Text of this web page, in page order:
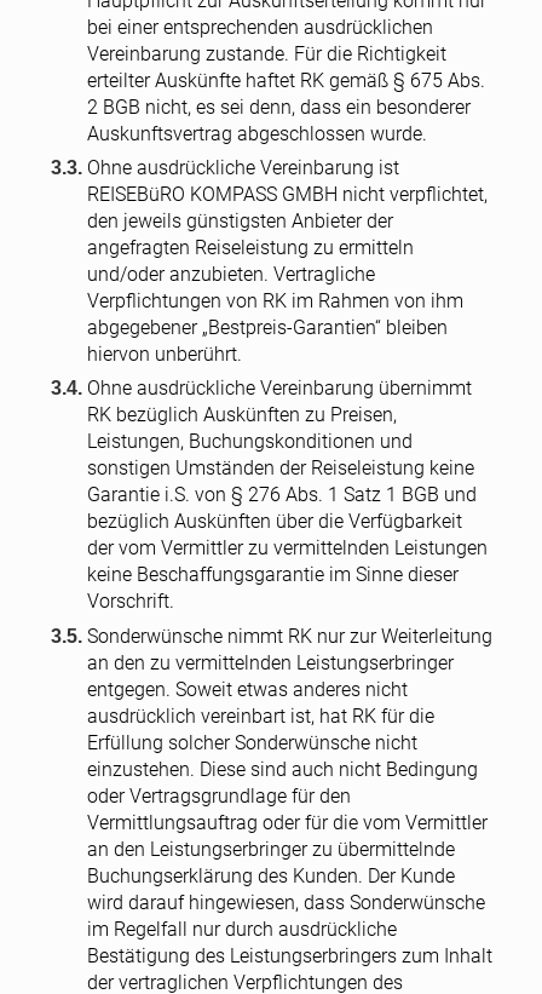
bei einer entsprechenden ausdrücklichen
Vereinbarung zustande. Für die Richtigkeit
erteilter Auskünfte haftet RK gemäß § 675 Abs.
2 BGB nicht, es sei denn, dass ein besonderer
Auskunftsvertrag abgeschlossen wurde.
Ohne ausdrückliche Vereinbarung ist
REISEBüRO KOMPASS GMBH nicht verpflichtet,
den jeweils günstigsten Anbieter der
angefragten Reiseleistung zu ermitteln
und/oder anzubieten. Vertragliche
Verpflichtungen von RK im Rahmen von ihm
abgegebener „Bestpreis-Garantien“ bleiben
hiervon unberührt.
Ohne ausdrückliche Vereinbarung übernimmt
RK bezüglich Auskünften zu Preisen,
Leistungen, Buchungskonditionen und
sonstigen Umständen der Reiseleistung keine
Garantie i.S. von § 276 Abs. 1 Satz 1 BGB und
bezüglich Auskünften über die Verfügbarkeit
der vom Vermittler zu vermittelnden Leistungen
keine Beschaffungsgarantie im Sinne dieser
Vorschrift.
Sonderwünsche nimmt RK nur zur Weiterleitung
an den zu vermittelnden Leistungserbringer
entgegen. Soweit etwas anderes nicht
ausdrücklich vereinbart ist, hat RK für die
Erfüllung solcher Sonderwünsche nicht
einzustehen. Diese sind auch nicht Bedingung
oder Vertragsgrundlage für den
Vermittlungsauftrag oder für die vom Vermittler
an den Leistungserbringer zu übermittelnde
Buchungserklärung des Kunden. Der Kunde
wird darauf hingewiesen, dass Sonderwünsche
im Regelfall nur durch ausdrückliche
Bestätigung des Leistungserbringers zum Inhalt
der vertraglichen Verpflichtungen des